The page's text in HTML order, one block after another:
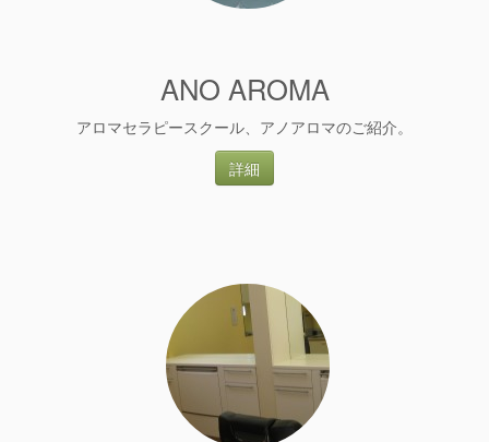
ANO AROMA
アロマセラピースクール、アノアロマのご紹介。
詳細